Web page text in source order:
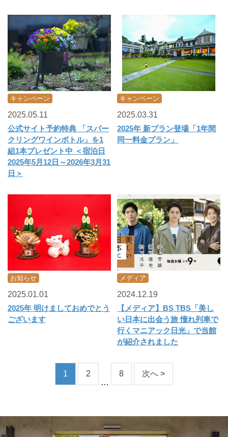
キャンペーン
2025.05.11
公式サイト予約特典 「スパー
クリングワインボトル」を1
組1本プレゼント中 ＜宿泊日
2025年5月12日～2026年3月31
日＞
キャンペーン
2025.03.31
2025年 新プラン登場「1年間
同一料金プラン」
お知らせ
2025.01.01
2025年 明けましておめでとう
ございます
メディア
2024.12.19
【メディア】BS TBS「美し
い日本に出会う旅 憧れ列車で
行くマニアック日光」で当館
が紹介されました
1
2
…
8 次へ >